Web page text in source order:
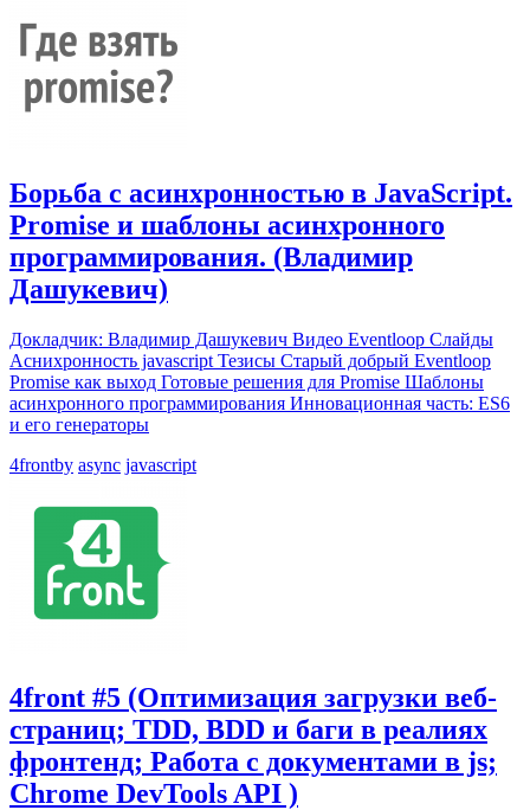
Борьба с асинхронностью в JavaScript.
Promise и шаблоны асинхронного
программирования. (Владимир
Дашукевич)
Докладчик: Владимир Дашукевич Видео Eventloop Слайды
Аснихронность javascript Тезисы Старый добрый Eventloop
Promise как выход Готовые решения для Promise Шаблоны
асинхронного программирования Инновационная часть: ES6
и его генераторы
4frontby async javascript
4front #5 (Оптимизация загрузки веб-
страниц; TDD, BDD и баги в реалиях
фронтенд; Работа с документами в js;
Chrome DevTools API )